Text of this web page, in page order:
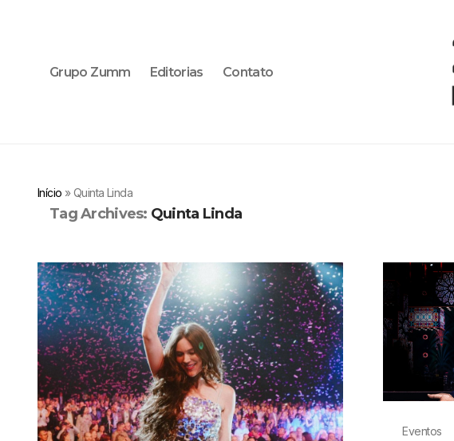
Grupo Zumm Editorias Contato
Início »Quinta Linda
Tag Archives: Quinta Linda
Eventos